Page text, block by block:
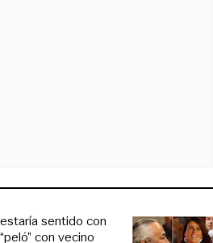
sentido con
con vecino